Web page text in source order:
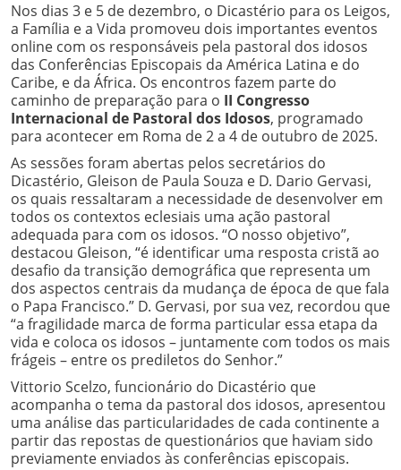
Nos dias 3 e 5 de dezembro, o Dicastério para os Leigos,
a Família e a Vida promoveu dois importantes eventos
online com os responsáveis pela pastoral dos idosos
das Conferências Episcopais da América Latina e do
Caribe, e da África. Os encontros fazem parte do
caminho de preparação para o II Congresso
Internacional de Pastoral dos Idosos, programado
para acontecer em Roma de 2 a 4 de outubro de 2025.
As sessões foram abertas pelos secretários do
Dicastério, Gleison de Paula Souza e D. Dario Gervasi,
os quais ressaltaram a necessidade de desenvolver em
todos os contextos eclesiais uma ação pastoral
adequada para com os idosos. “O nosso objetivo”,
destacou Gleison, “é identificar uma resposta cristã ao
desafio da transição demográfica que representa um
dos aspectos centrais da mudança de época de que fala
o Papa Francisco.” D. Gervasi, por sua vez, recordou que
“a fragilidade marca de forma particular essa etapa da
vida e coloca os idosos – juntamente com todos os mais
frágeis – entre os prediletos do Senhor.”
Vittorio Scelzo, funcionário do Dicastério que
acompanha o tema da pastoral dos idosos, apresentou
uma análise das particularidades de cada continente a
partir das repostas de questionários que haviam sido
previamente enviados às conferências episcopais.